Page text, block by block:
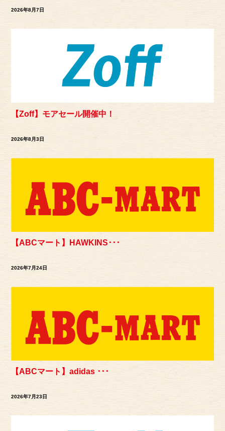
2026年8月7日
【Zoff】モアセール開催中！
2026年8月3日
【ABCマート】HAWKINS･･･
2026年7月24日
【ABCマート】adidas ･･･
2026年7月23日